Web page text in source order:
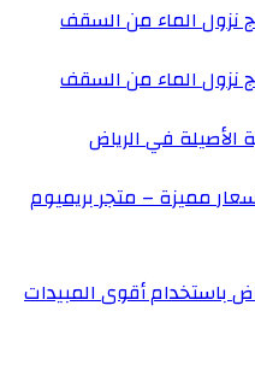
نزول الماء من السقف
نزول الماء من السقف
الأصيلة في الرياض
مميزة – متجر بريميوم
باستخدام أقوى المبيدات